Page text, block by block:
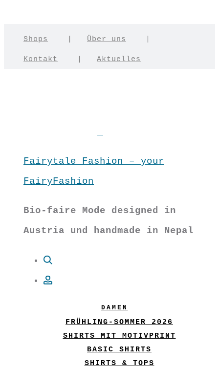
Shops Über uns
Kontakt Aktuelles
Fairytale Fashion – your
FairyFashion
Bio-faire Mode designed in
Austria und handmade in Nepal
DAMEN
FRÜHLING-SOMMER 2026
SHIRTS MIT MOTIVPRINT
BASIC SHIRTS
SHIRTS & TOPS